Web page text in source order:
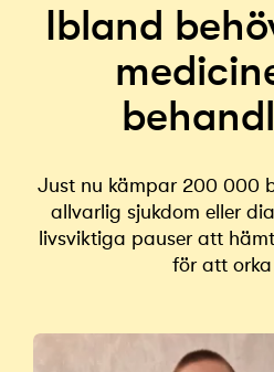
Ibland
Just nu kämpar 200 000
allvarlig sjukdom eller
livsviktiga pauser att
för att